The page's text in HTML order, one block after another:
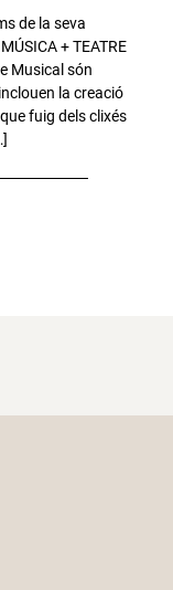
de la seva
+ TEATRE
Musical són
la creació
fuig dels clixés